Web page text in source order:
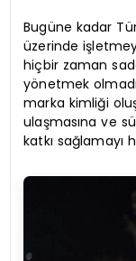
Bugüne kadar
üzerinde
hiçbir zaman
yönetmek
marka kimliği
ulaşmasına ve
katkı sağlamayı